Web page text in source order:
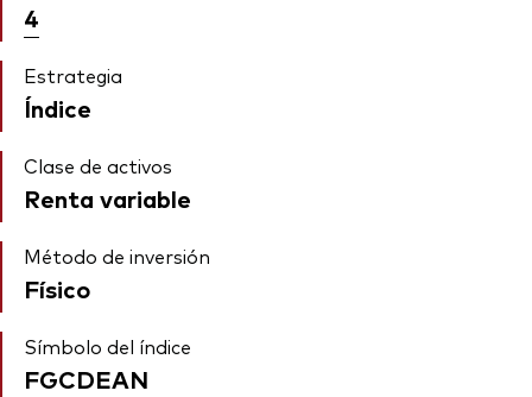
4
Estrategia
Índice
Clase de activos
Renta variable
Método de inversión
Físico
Símbolo del índice
FGCDEAN